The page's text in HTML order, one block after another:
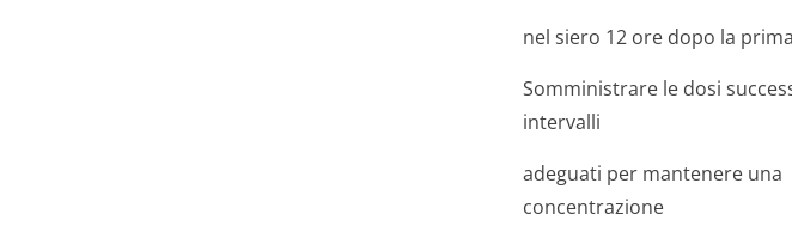
nel siero 12 ore dopo la
Somministrare le dosi
intervalli
adeguati per mantenere una
concentrazione